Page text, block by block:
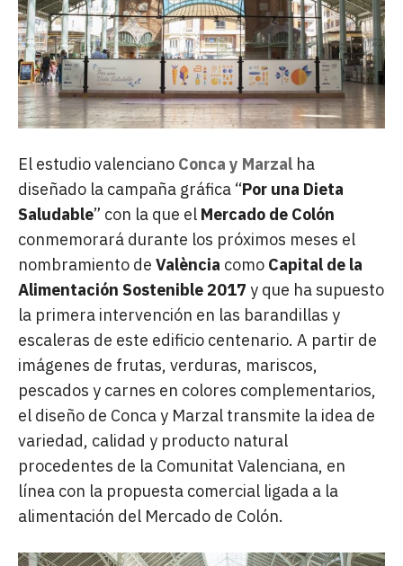
El estudio valenciano Conca y Marzal ha
diseñado la campaña gráfica “Por una Dieta
Saludable” con la que el Mercado de Colón
conmemorará durante los próximos meses el
nombramiento de València como Capital de la
Alimentación Sostenible 2017 y que ha supuesto
la primera intervención en las barandillas y
escaleras de este edificio centenario. A partir de
imágenes de frutas, verduras, mariscos,
pescados y carnes en colores complementarios,
el diseño de Conca y Marzal transmite la idea de
variedad, calidad y producto natural
procedentes de la Comunitat Valenciana, en
línea con la propuesta comercial ligada a la
alimentación del Mercado de Colón.